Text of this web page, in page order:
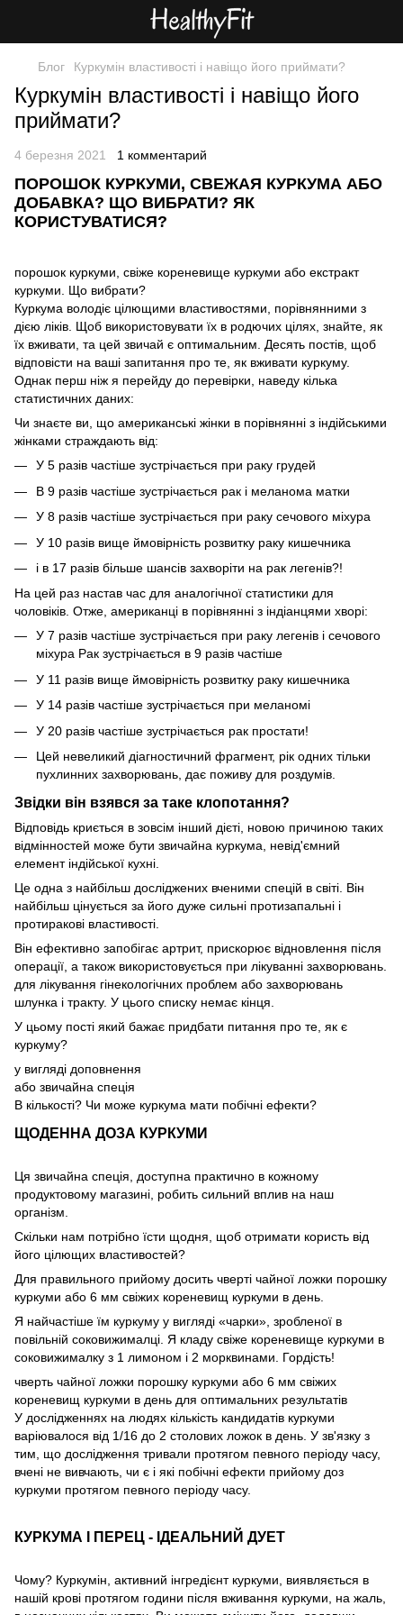
Блог Куркумін властивості і навіщо його приймати?
Куркумін властивості і навіщо його
приймати?
4 березня 2021 1 комментарий
ПОРОШОК КУРКУМИ, СВЕЖАЯ КУРКУМА АБО
ДОБАВКА? ЩО ВИБРАТИ? ЯК
КОРИСТУВАТИСЯ?
порошок куркуми, свіже кореневище куркуми або екстракт
куркуми. Що вибрати?
Куркума володіє цілющими властивостями, порівнянними з
дією ліків. Щоб використовувати їх в родючих цілях, знайте, як
їх вживати, та цей звичай є оптимальним. Десять постів, щоб
відповісти на ваші запитання про те, як вживати куркуму.
Однак перш ніж я перейду до перевірки, наведу кілька
статистичних даних:
Чи знаєте ви, що американські жінки в порівнянні з індійськими
жінками страждають від:
У 5 разів частіше зустрічається при раку грудей
В 9 разів частіше зустрічається рак і меланома матки
У 8 разів частіше зустрічається при раку сечового міхура
У 10 разів вище ймовірність розвитку раку кишечника
і в 17 разів більше шансів захворіти на рак легенів?!
На цей раз настав час для аналогічної статистики для
чоловіків. Отже, американці в порівнянні з індіанцями хворі:
У 7 разів частіше зустрічається при раку легенів і сечового
міхура Рак зустрічається в 9 разів частіше
У 11 разів вище ймовірність розвитку раку кишечника
У 14 разів частіше зустрічається при меланомі
У 20 разів частіше зустрічається рак простати!
Цей невеликий діагностичний фрагмент, рік одних тільки
пухлинних захворювань, дає поживу для роздумів.
Звідки він взявся за таке клопотання?
Відповідь криється в зовсім інший дієті, новою причиною таких
відмінностей може бути звичайна куркума, невід'ємний
елемент індійської кухні.
Це одна з найбільш досліджених вченими спецій в світі. Він
найбільш цінується за його дуже сильні протизапальні і
протиракові властивості.
Він ефективно запобігає артрит, прискорює відновлення після
операції, а також використовується при лікуванні захворювань.
для лікування гінекологічних проблем або захворювань
шлунка і тракту. У цього списку немає кінця.
У цьому пості який бажає придбати питання про те, як є
куркуму?
у вигляді доповнення
або звичайна спеція
В кількості? Чи може куркума мати побічні ефекти?
ЩОДЕННА ДОЗА КУРКУМИ
Ця звичайна спеція, доступна практично в кожному
продуктовому магазині, робить сильний вплив на наш
організм.
Скільки нам потрібно їсти щодня, щоб отримати користь від
його цілющих властивостей?
Для правильного прийому досить чверті чайної ложки порошку
куркуми або 6 мм свіжих кореневищ куркуми в день.
Я найчастіше їм куркуму у вигляді «чарки», зробленої в
повільній соковижималці. Я кладу свіже кореневище куркуми в
соковижималку з 1 лимоном і 2 морквинами. Гордість!
чверть чайної ложки порошку куркуми або 6 мм свіжих
кореневищ куркуми в день для оптимальних результатів
У дослідженнях на людях кількість кандидатів куркуми
варіювалося від 1/16 до 2 столових ложок в день. У зв'язку з
тим, що дослідження тривали протягом певного періоду часу,
вчені не вивчають, чи є і які побічні ефекти прийому доз
куркуми протягом певного періоду часу.
КУРКУМА І ПЕРЕЦ - ІДЕАЛЬНИЙ ДУЕТ
Чому? Куркумін, активний інгредієнт куркуми, виявляється в
нашій крові протягом години після вживання куркуми, на жаль,